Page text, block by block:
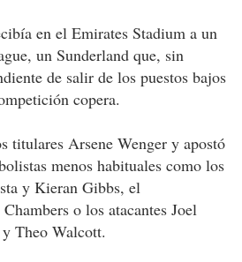
en el Emirates Stadium a un
un Sunderland que, sin
de salir de los puestos bajos
copera.
titulares Arsene Wenger y apostó
menos habituales como los
y Kieran Gibbs, el
o los atacantes Joel
Theo Walcott.